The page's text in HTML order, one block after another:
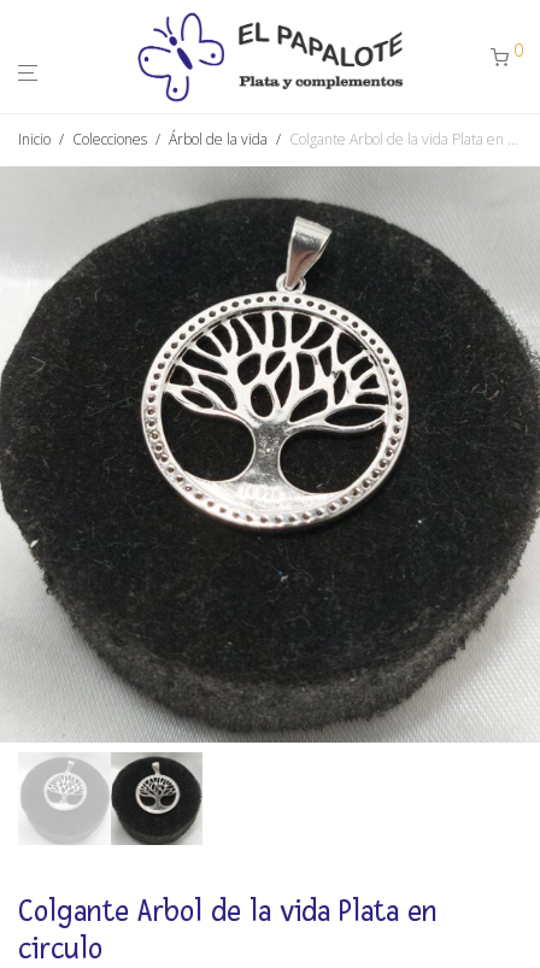
0
Inicio / Colecciones / Árbol de la vida / Colgante Arbol de la vida Plata en circulo
Colgante Arbol de la vida Plata en
circulo